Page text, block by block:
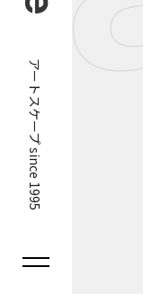
アートスケープ since 1995